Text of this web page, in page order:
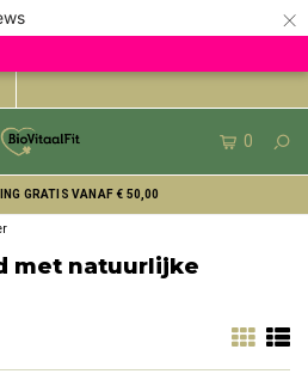
×
0
GRATIS VANAF € 50,00
met natuurlijke